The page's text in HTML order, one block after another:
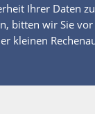
Ihrer Daten zu
bitten wir Sie
kleinen